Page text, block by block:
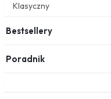
Klasyczny
Bestsellery
Poradnik